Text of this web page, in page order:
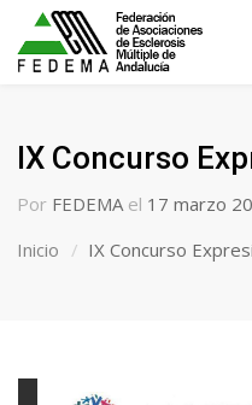
IX Concurso
Por FEDEMA el 17 marzo
Inicio
IX Concurso